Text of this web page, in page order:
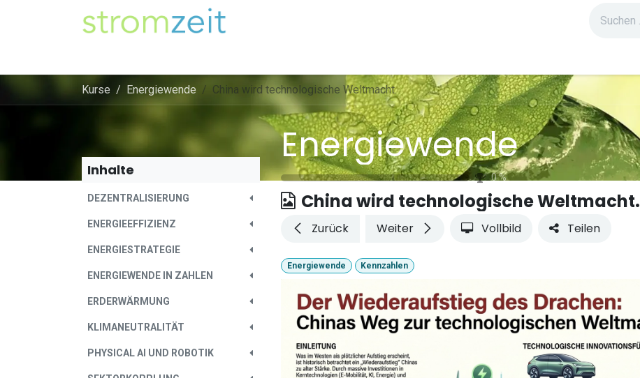
Zum Inhalt springen
Kurse Energiewende China wird technologische Weltmacht.
Energiewende
0%
Inhalte
DEZENTRALISIERUNG
ENERGIEEFFIZIENZ
ENERGIESTRATEGIE
ENERGIEWENDE IN ZAHLEN
ERDERWÄRMUNG
KLIMANEUTRALITÄT
PHYSICAL AI UND ROBOTIK
China wird technologische Weltmacht.
Zurück Weiter Vollbild Teilen
Energiewende Kennzahlen